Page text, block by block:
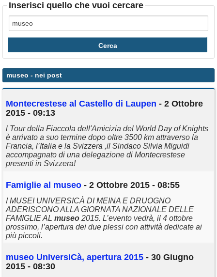
Eventi
Calendario
Annunci
Inserisci quello che vuoi cercare
museo - nei post
Montecrestese al Castello di Laupen - 2 Ottobre
2015 - 09:13
l Tour della Fiaccola dell'Amicizia del World Day of Knights
è arrivato a suo termine dopo oltre 3500 km attraverso la
Francia, l’Italia e la Svizzera ,il Sindaco Silvia Miguidi
accompagnato di una delegazione di Montecrestese
presenti in Svizzera!
Famiglie al museo - 2 Ottobre 2015 - 08:55
I MUSEI UNIVERSICÀ DI MEINA E DRUOGNO
ADERISCONO ALLA GIORNATA NAZIONALE DELLE
FAMIGLIE AL museo 2015. L’evento vedrà, il 4 ottobre
prossimo, l’apertura dei due plessi con attività dedicate ai
più piccoli.
museo UniversiCà, apertura 2015 - 30 Giugno
2015 - 08:30